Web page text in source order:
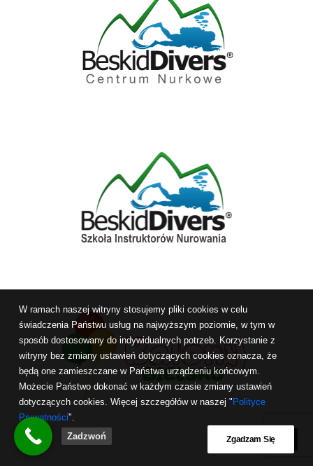
W ramach naszej witryny stosujemy pliki cookies w celu
świadczenia Państwu usług na najwyższym poziomie, w tym w
sposób dostosowany do indywidualnych potrzeb. Korzystanie z
witryny bez zmiany ustawień dotyczących cookies oznacza, że
będą one zamieszczane w Państwa urządzeniu końcowym.
Możecie Państwo dokonać w każdym czasie zmiany ustawień
dotyczących cookies. Więcej szczegółów w naszej " Polityce
Prywatności".
Zgadzam Się
Zadzwoń